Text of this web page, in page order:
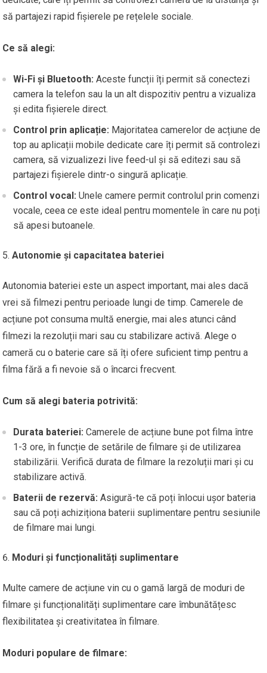
să partajezi rapid fișierele pe rețelele sociale.
Ce să alegi:
Wi-Fi și Bluetooth: Aceste funcții îți permit să conectezi
camera la telefon sau la un alt dispozitiv pentru a vizualiza
și edita fișierele direct.
Control prin aplicație: Majoritatea camerelor de acțiune de
top au aplicații mobile dedicate care îți permit să controlezi
camera, să vizualizezi live feed-ul și să editezi sau să
partajezi fișierele dintr-o singură aplicație.
Control vocal: Unele camere permit controlul prin comenzi
vocale, ceea ce este ideal pentru momentele în care nu poți
să apesi butoanele.
Autonomie și capacitatea bateriei
Autonomia bateriei este un aspect important, mai ales dacă
vrei să filmezi pentru perioade lungi de timp. Camerele de
acțiune pot consuma multă energie, mai ales atunci când
filmezi la rezoluții mari sau cu stabilizare activă. Alege o
cameră cu o baterie care să îți ofere suficient timp pentru a
filma fără a fi nevoie să o încarci frecvent.
Cum să alegi bateria potrivită:
Durata bateriei: Camerele de acțiune bune pot filma între
1-3 ore, în funcție de setările de filmare și de utilizarea
stabilizării. Verifică durata de filmare la rezoluții mari și cu
stabilizare activă.
Baterii de rezervă: Asigură-te că poți înlocui ușor bateria
sau că poți achiziționa baterii suplimentare pentru sesiunile
de filmare mai lungi.
Moduri și funcționalități suplimentare
Multe camere de acțiune vin cu o gamă largă de moduri de
filmare și funcționalități suplimentare care îmbunătățesc
flexibilitatea și creativitatea în filmare.
Moduri populare de filmare: